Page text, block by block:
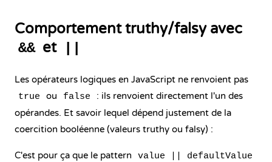
Comportement truthy/falsy avec
&& et
Les opérateurs logiques en JavaScript ne renvoient pas
true ou false
: ils renvoient directement l'un des
opérandes. Et savoir lequel dépend justement de la
coercition booléenne (valeurs truthy ou falsy) :
C'est pour ça que le pattern value || defaultValue